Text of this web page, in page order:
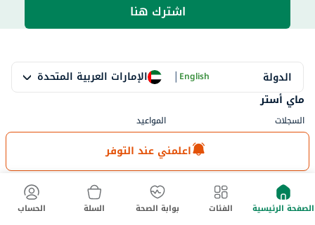
اعلمني عند التوفر
اشترك هنا
الدولة الإمارات العربية المتحدة |English
ماي أستر
السجلات
المواعيد
القوائم
أفراد العائلة
استشر
احجز طبيب
جميع التخصصات
استشارة فورية
الصفحة الرئيسية الفئات بوابة الصحة السلة الحساب